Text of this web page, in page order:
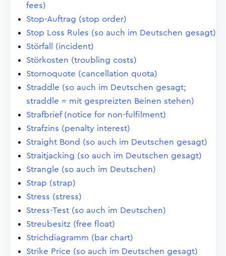
fees)
Stop-Auftrag (stop order)
Stop Loss Rules (so auch im Deutschen gesagt)
Störfall (incident)
Störkosten (troubling costs)
Stornoquote (cancellation quota)
Straddle (so auch im Deutschen gesagt;
straddle = mit gespreizten Beinen stehen)
Strafbrief (notice for non-fulfilment)
Strafzins (penalty interest)
Straight Bond (so auch im Deutschen gesagt)
Straitjacking (so auch im Deutschen gesagt)
Strangle (so auch im Deutschen)
Strap (strap)
Stress (stress)
Stress-Test (so auch im Deutschen)
Streubesitz (free float)
Strichdiagramm (bar chart)
Strike Price (so auch im Deutschen gesagt)